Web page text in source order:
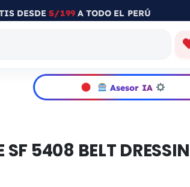
DESDES/199A TODO EL PERÚ
Asesor IA
SF 5408 BELT